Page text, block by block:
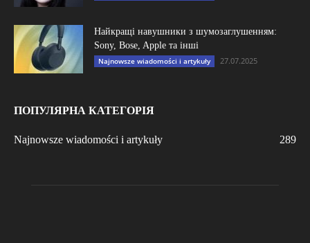
Найкращі навушники з шумозаглушенням:
Sony, Bose, Apple та інші
Najnowsze wiadomości i artykuły 27.07.2025
ПОПУЛЯРНА КАТЕГОРІЯ
Najnowsze wiadomości i artykuły 289